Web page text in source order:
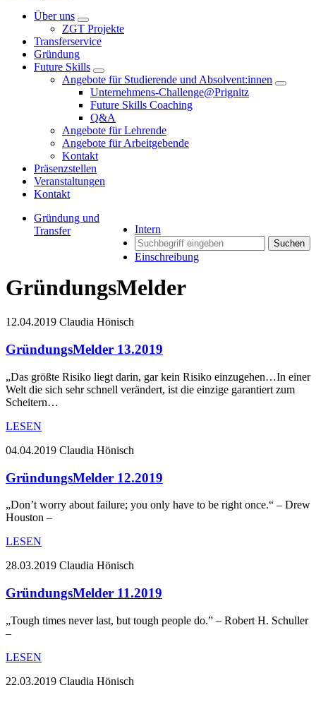
Über uns
ZGT Projekte
Transferservice
Gründung
Future Skills
Angebote für Studierende und Absolvent:innen
Unternehmens-Challenge@Prignitz
Future Skills Coaching
Q&A
Angebote für Lehrende
Angebote für Arbeitgebende
Kontakt
Präsenzstellen
Veranstaltungen
Kontakt
Intern
Suchen
Einschreibung
Gründung und
Transfer
GründungsMelder
12.04.2019 Claudia Hönisch
GründungsMelder 13.2019
„Das größte Risiko liegt darin, gar kein Risiko einzugehen…In einer
Welt die sich sehr schnell verändert, ist die einzige garantiert zum
Scheitern…
LESEN
04.04.2019 Claudia Hönisch
GründungsMelder 12.2019
„Don’t worry about failure; you only have to be right once.“ – Drew
Houston –
LESEN
28.03.2019 Claudia Hönisch
GründungsMelder 11.2019
„Tough times never last, but tough people do.” – Robert H. Schuller
–
LESEN
22.03.2019 Claudia Hönisch